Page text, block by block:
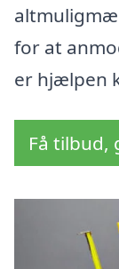
for at
er hjælpen
Få tilbud,